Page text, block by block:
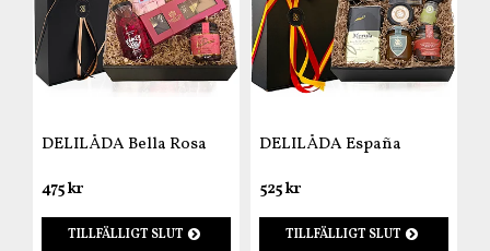
DELILÅDA Bella Rosa
475 kr
TILLFÄLLIGT SLUT
DELILÅDA España
525 kr
TILLFÄLLIGT SLUT